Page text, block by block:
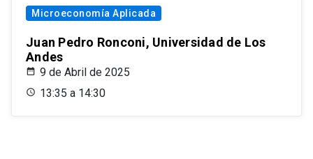
Microeconomía Aplicada
Juan Pedro Ronconi, Universidad de Los
Andes
9 de Abril de 2025
13:35 a 14:30